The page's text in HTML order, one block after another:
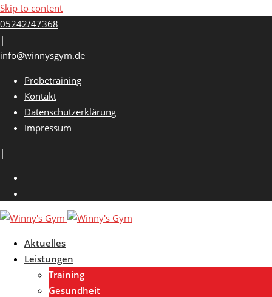
Skip to content
05242/47368
|
info@winnysgym.de
Probetraining
Kontakt
Datenschutzerklärung
Impressum
|
Aktuelles
Leistungen
Training
Gesundheit